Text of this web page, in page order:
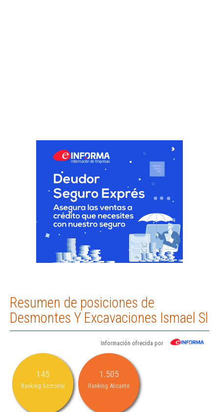
Resumen de posiciones de
Desmontes Y Excavaciones Ismael Sl
Información ofrecida por
145
Ranking Sectorial
1.505
Ranking Alicante